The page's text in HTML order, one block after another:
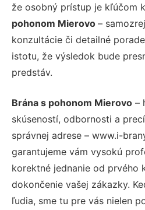
že osobný prístup je kľúčom
pohonom Mierovo –
konzultácie či detailné
istotu, že výsledok bude
predstáv.
Brána s pohonom Mierovo –
skúseností, odbornosti a
správnej adrese – www.i-
garantujeme vám vysokú
korektné jednanie od prvého
dokončenie vašej zákazky.
ľudia, sme tu pre vás nielen